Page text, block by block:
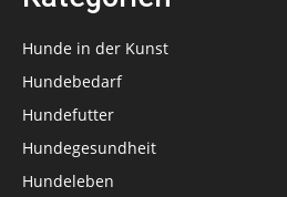
Hunde in der Kunst
Hundebedarf
Hundefutter
Hundegesundheit
Hundeleben